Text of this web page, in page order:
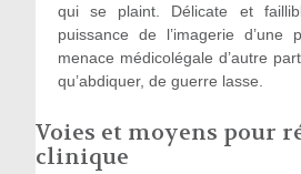
qui se plaint. Délicate et
puissance de l’imagerie d’une
menace médicolégale d’autre
qu’abdiquer, de guerre lasse.
Voies et moyens pour
clinique